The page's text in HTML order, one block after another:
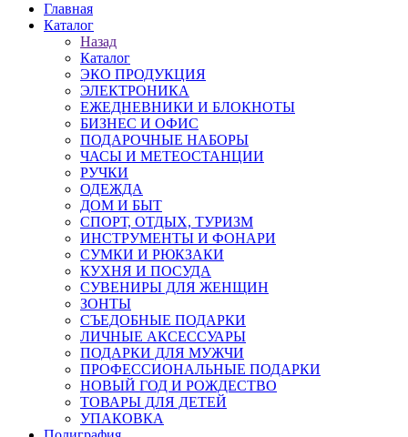
Главная
Каталог
Назад
Каталог
ЭКО ПРОДУКЦИЯ
ЭЛЕКТРОНИКА
ЕЖЕДНЕВНИКИ И БЛОКНОТЫ
БИЗНЕС И ОФИС
ПОДАРОЧНЫЕ НАБОРЫ
ЧАСЫ И МЕТЕОСТАНЦИИ
РУЧКИ
ОДЕЖДА
ДОМ И БЫТ
СПОРТ, ОТДЫХ, ТУРИЗМ
ИНСТРУМЕНТЫ И ФОНАРИ
СУМКИ И РЮКЗАКИ
КУХНЯ И ПОСУДА
СУВЕНИРЫ ДЛЯ ЖЕНЩИН
ЗОНТЫ
СЪЕДОБНЫЕ ПОДАРКИ
ЛИЧНЫЕ АКСЕССУАРЫ
ПОДАРКИ ДЛЯ МУЖЧИ
ПРОФЕССИОНАЛЬНЫЕ ПОДАРКИ
НОВЫЙ ГОД И РОЖДЕСТВО
ТОВАРЫ ДЛЯ ДЕТЕЙ
УПАКОВКА